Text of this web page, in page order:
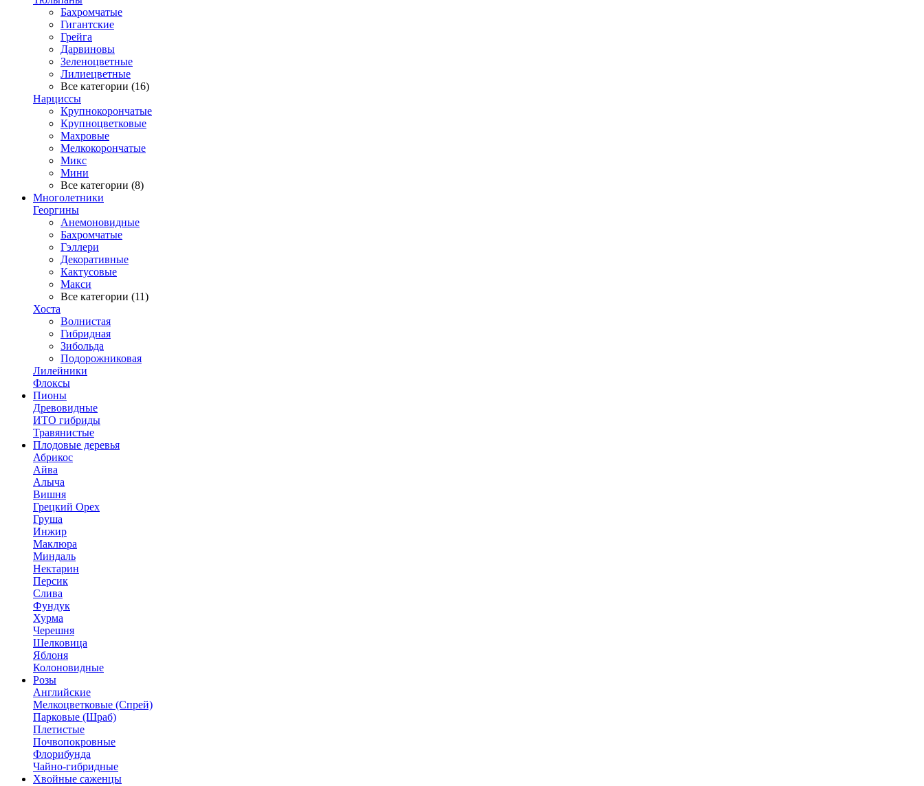
Бахромчатые
Гигантские
Грейга
Дарвиновы
Зеленоцветные
Лилиецветные
Все категории (16)
Нарциссы
Крупнокорончатые
Крупноцветковые
Махровые
Мелкокорончатые
Микс
Мини
Все категории (8)
Многолетники
Георгины
Анемоновидные
Бахромчатые
Гэллери
Декоративные
Кактусовые
Макси
Все категории (11)
Хоста
Волнистая
Гибридная
Зибольда
Подорожниковая
Лилейники
Флоксы
Пионы
Древовидные
ИТО гибриды
Травянистые
Плодовые деревья
Абрикос
Айва
Алыча
Вишня
Грецкий Орех
Груша
Инжир
Маклюра
Миндаль
Нектарин
Персик
Слива
Фундук
Хурма
Черешня
Шелковица
Яблоня
Колоновидные
Розы
Английские
Мелкоцветковые (Спрей)
Парковые (Шраб)
Плетистые
Почвопокровные
Флорибунда
Чайно-гибридные
Хвойные саженцы